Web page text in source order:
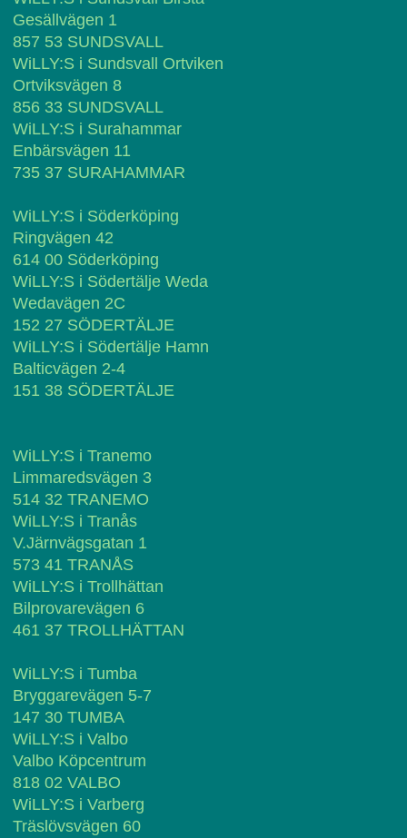
Gesällvägen 1
857 53 SUNDSVALL
WiLLY:S i Sundsvall Ortviken
Ortviksvägen 8
856 33 SUNDSVALL
WiLLY:S i Surahammar
Enbärsvägen 11
735 37 SURAHAMMAR
WiLLY:S i Söderköping
Ringvägen 42
614 00 Söderköping
WiLLY:S i Södertälje Weda
Wedavägen 2C
152 27 SÖDERTÄLJE
WiLLY:S i Södertälje Hamn
Balticvägen 2-4
151 38 SÖDERTÄLJE
WiLLY:S i Tranemo
Limmaredsvägen 3
514 32 TRANEMO
WiLLY:S i Tranås
V.Järnvägsgatan 1
573 41 TRANÅS
WiLLY:S i Trollhättan
Bilprovarevägen 6
461 37 TROLLHÄTTAN
WiLLY:S i Tumba
Bryggarevägen 5-7
147 30 TUMBA
WiLLY:S i Valbo
Valbo Köpcentrum
818 02 VALBO
WiLLY:S i Varberg
Träslövsvägen 60